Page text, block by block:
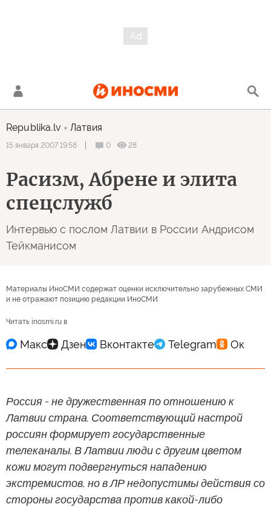
Republika.lv Латвия
15 января 2007 19:58 0 28
Расизм, Абрене и элита
спецслужб
Интервью с послом Латвии в России Андрисом
Тейкманисом
Материалы ИноСМИ содержат оценки исключительно зарубежных СМИ
и не отражают позицию редакции ИноСМИ
Читать inosmi.ru в
Россия - не дружественная по отношению к
Латвии страна. Соответствующий настрой
россиян формирует государственные
телеканалы. В Латвии люди с другим цветом
кожи могут подвергнуться нападению
экстремистов, но в ЛР недопустимы действия со
стороны государства против какой-либо